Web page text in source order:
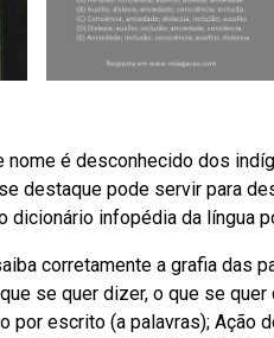
é desconhecido dos
destaque pode servir para
dicionário infopédia da língua
corretamente a grafia das
se quer dizer, o que se quer
escrito (a palavras); Ação